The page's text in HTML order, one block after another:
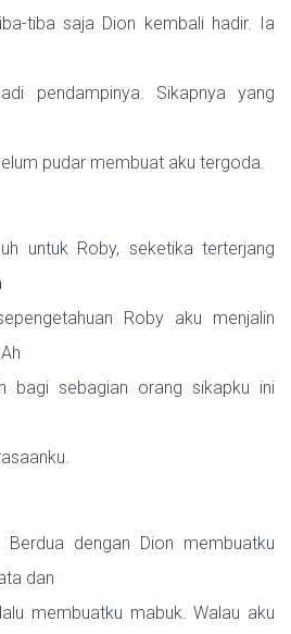
tiba saja Dion kembali hadir. Ia
pendampinya. Sikapnya yang
pudar membuat aku tergoda.
untuk Roby, seketika terterjang
Roby aku menjalin
bagi sebagian orang sikapku ini
Berdua dengan Dion membuatku
dan
membuatku mabuk. Walau aku